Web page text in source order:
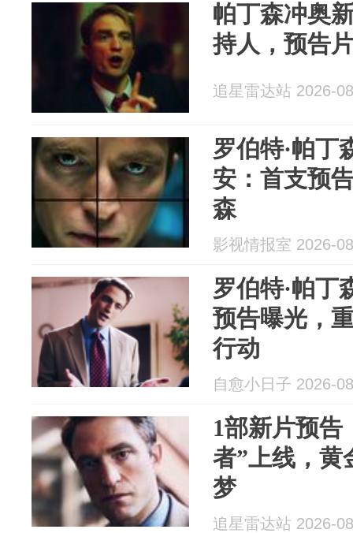
帕丁森冲奥
持人，预告
追星雷达站 2026-
罗伯特·帕丁
安：首支预
森
影视情报室 2026-
罗伯特·帕丁
预告曝光，
行动
自愈小日子 2026-
1部新片预告
者”上线，黄
梦
追星雷达站 2026-